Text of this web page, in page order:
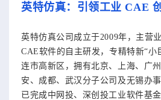
英特仿真：引领工业 CAE
英特仿真公司成立于2009年，主营
CAE软件的自主研发，专精特新“小
连市高新区，拥有北京、上海、广
安、成都、武汉分子公司及无锡办
已完成中网投、深创投工业软件基